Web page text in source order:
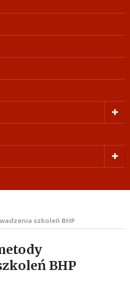
szkoleń BHP
BHP